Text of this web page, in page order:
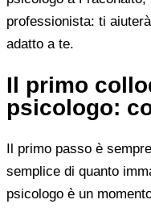
professionista: ti
adatto a te.
Il primo
psicologo:
Il primo passo è
semplice di quanto
psicologo è un